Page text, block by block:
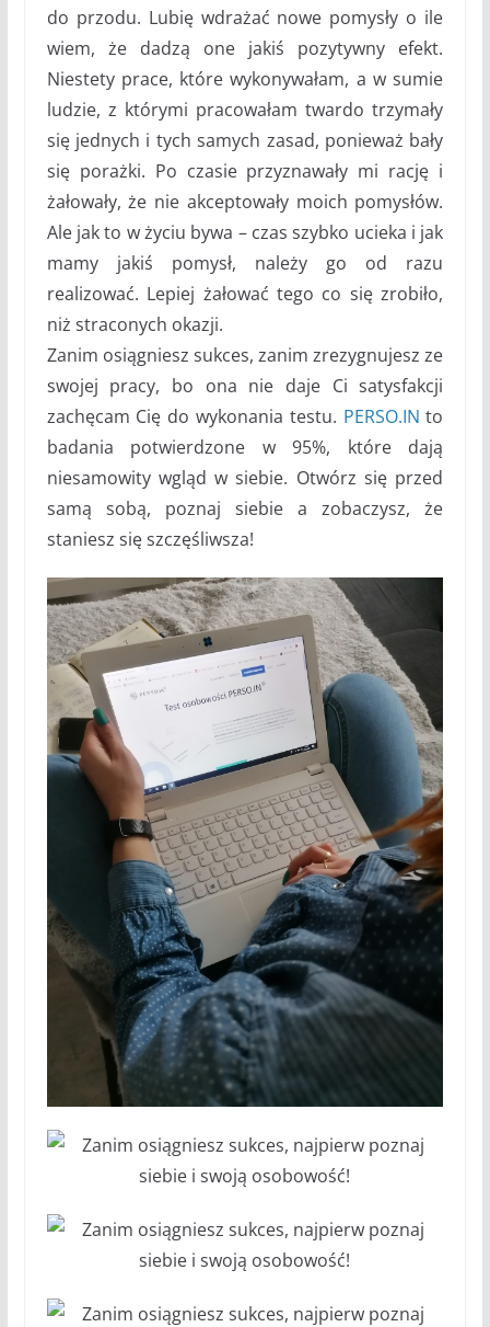
do przodu. Lubię wdrażać nowe pomysły o ile
wiem, że dadzą one jakiś pozytywny efekt.
Niestety prace, które wykonywałam, a w sumie
ludzie, z którymi pracowałam twardo trzymały
się jednych i tych samych zasad, ponieważ bały
się porażki. Po czasie przyznawały mi rację i
żałowały, że nie akceptowały moich pomysłów.
Ale jak to w życiu bywa – czas szybko ucieka i jak
mamy jakiś pomysł, należy go od razu
realizować. Lepiej żałować tego co się zrobiło,
niż straconych okazji.
Zanim osiągniesz sukces, zanim zrezygnujesz ze
swojej pracy, bo ona nie daje Ci satysfakcji
zachęcam Cię do wykonania testu. PERSO.IN to
badania potwierdzone w 95%, które dają
niesamowity wgląd w siebie. Otwórz się przed
samą sobą, poznaj siebie a zobaczysz, że
staniesz się szczęśliwsza!